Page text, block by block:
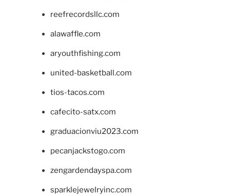
reefrecordsllc.com
alawaffle.com
aryouthfishing.com
united-basketball.com
tios-tacos.com
cafecito-satx.com
graduacionviu2023.com
pecanjackstogo.com
zengardendayspa.com
sparklejewelryinc.com